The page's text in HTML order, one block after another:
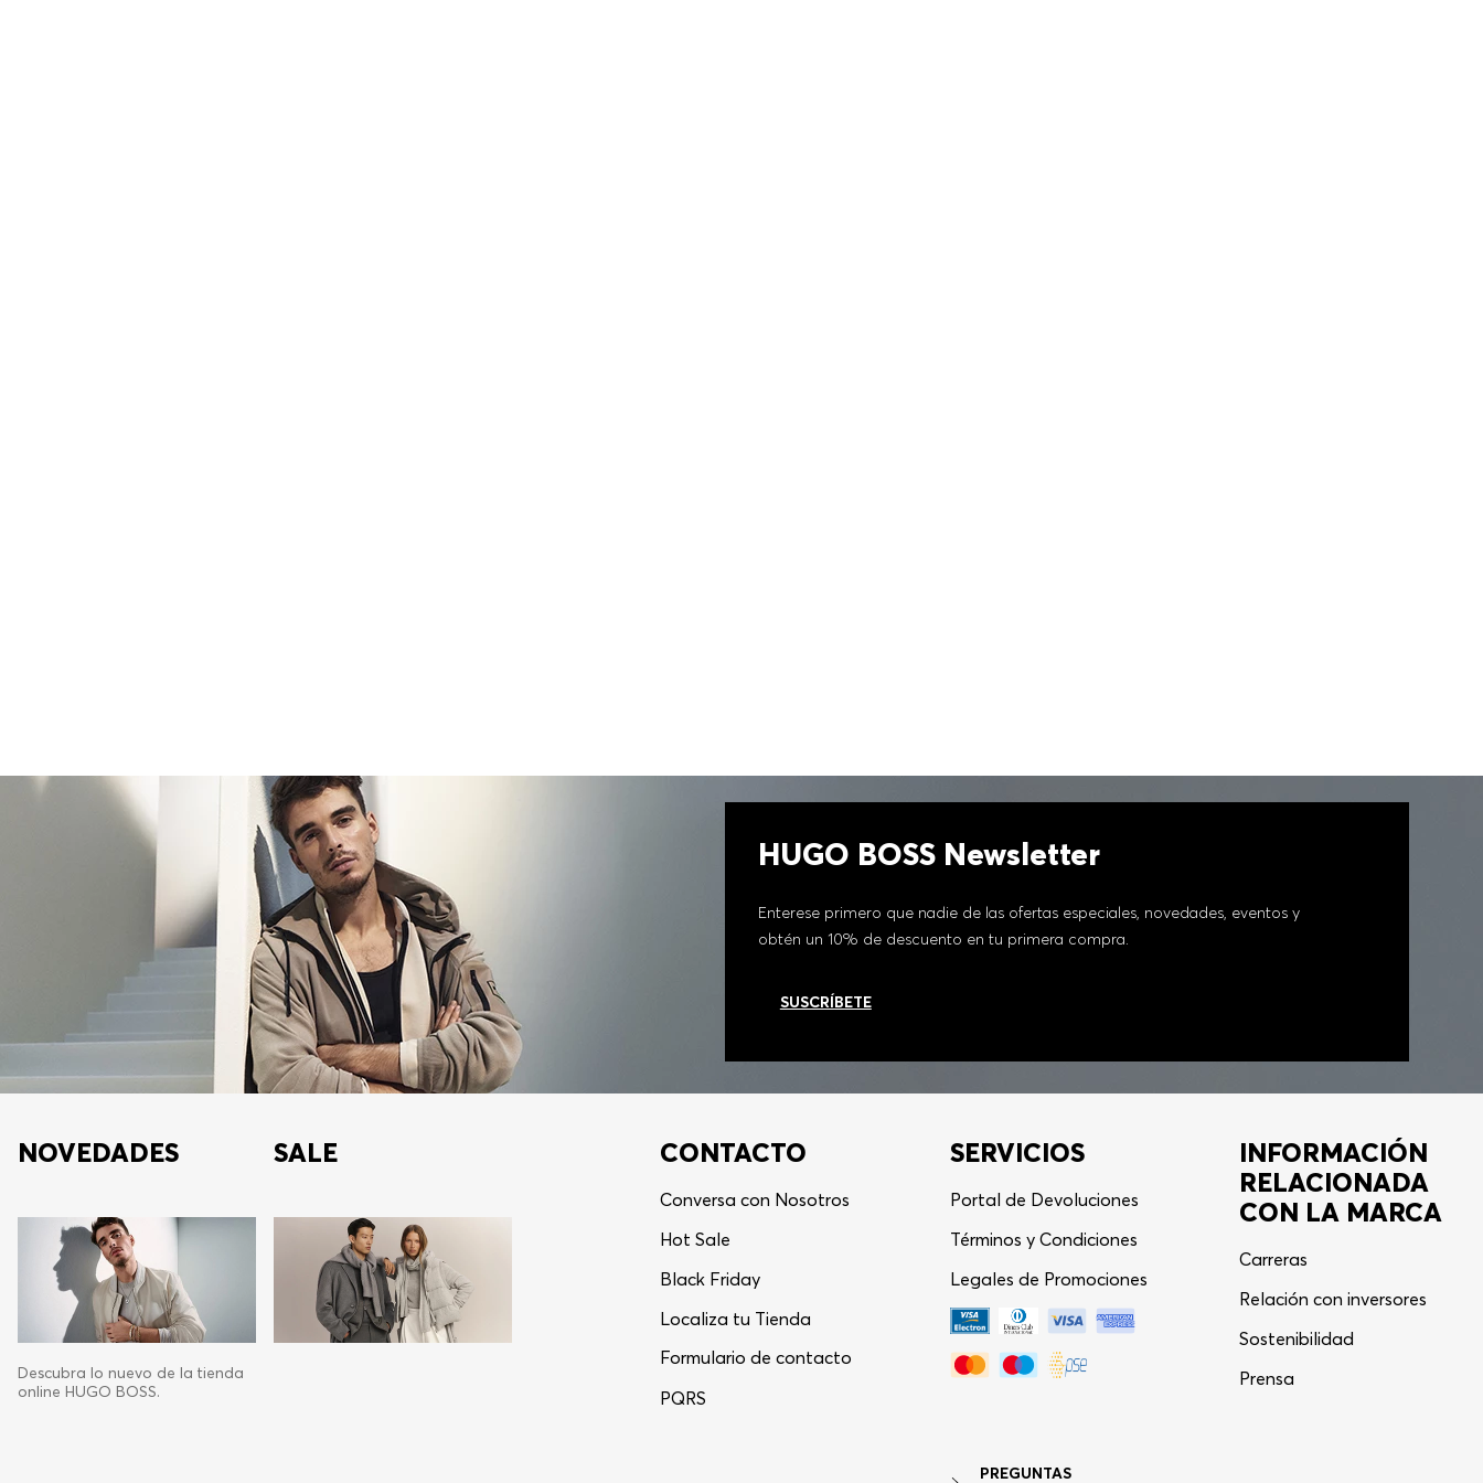
HUGO BOSS Newsletter
Enterese primero que nadie de las ofertas especiales, novedades, eventos y
obtén un 10% de descuento en tu primera compra.
SUSCRÍBETE
NOVEDADES
Descubra lo nuevo de la tienda
online HUGO BOSS.
SALE CONTACTO
Conversa con Nosotros
Hot Sale
Black Friday
Localiza tu Tienda
Formulario de contacto
PQRS
SERVICIOS
Portal de Devoluciones
Términos y Condiciones
Legales de Promociones
PREGUNTAS
INFORMACIÓN
RELACIONADA
CON LA MARCA
Carreras
Relación con inversores
Sostenibilidad
Prensa